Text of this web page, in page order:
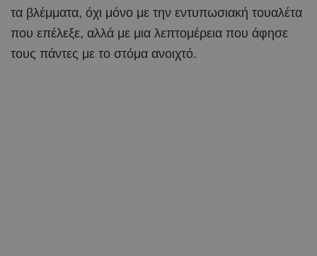
τα βλέμματα, όχι μόνο με την εντυπωσιακή τουαλέτα
που επέλεξε, αλλά με μια λεπτομέρεια που άφησε
τους πάντες με το στόμα ανοιχτό.